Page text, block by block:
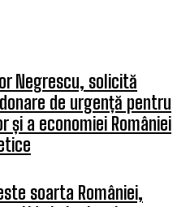
Negrescu, solicită
de urgență pentru
și a economiei României
soarta României,